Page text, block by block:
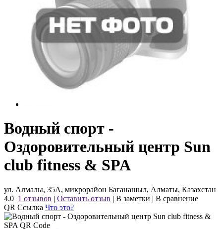
Водный спорт -
Оздоровительный центр Sun
club fitness & SPA
ул. Алмалы, 35А, микрорайон Баганашыл, Алматы, Казахстан
4.0 1 отзывов | Оставить отзыв | В заметки | В сравнение
QR Ссылка Что это?